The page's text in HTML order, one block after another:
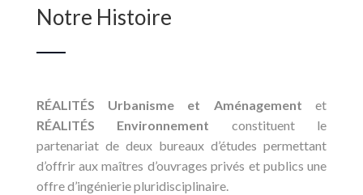
Notre Histoire
RÉALITÉS Urbanisme et Aménagement et
RÉALITÉS Environnement constituent le
partenariat de deux bureaux d’études permettant
d’offrir aux maîtres d’ouvrages privés et publics une
offre d’ingénierie pluridisciplinaire.